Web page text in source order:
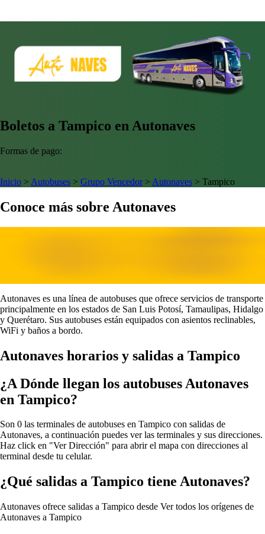
Boletos a Tampico en Autonaves
Formas de pago:
Inicio > Autobuses > Grupo Vencedor> Autonaves > Tampico
Conoce más sobre Autonaves
Autonaves es una línea de autobuses que ofrece servicios de transporte
principalmente en los estados de San Luis Potosí, Tamaulipas, Hidalgo
y Querétaro. Sus autobuses están equipados con asientos reclinables,
WiFi y baños a bordo.
Autonaves horarios y salidas a Tampico
¿A Dónde llegan los autobuses Autonaves
en Tampico?
Son 0 las terminales de autobuses en Tampico con salidas de
Autonaves, a continuación puedes ver las terminales y sus direcciones.
Haz click en "Ver Dirección" para abrir el mapa con direcciones al
terminal desde tu celular.
¿Qué salidas a Tampico tiene Autonaves?
Autonaves ofrece salidas a Tampico desde Ver todos los orígenes de
Autonaves a Tampico